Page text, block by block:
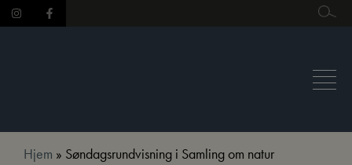
Hop
til
Hjem » Søndagsrundvisning i Samling om natur